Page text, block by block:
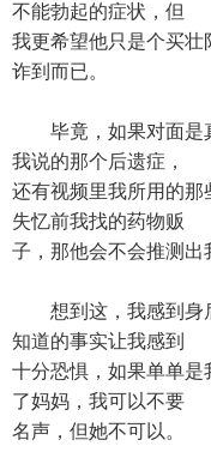
不能勃起的症状，但
我更希望他只是个买
诈到而已。
毕竟，如果对面是
我说的那个后遗症，
还有视频里我所用的
失忆前我找的药物贩
子，那他会不会推测出
想到这，我感到身后
知道的事实让我感到
十分恐惧，如果单单是
了妈妈，我可以不要
名声，但她不可以。